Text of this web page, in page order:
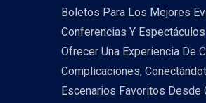
Boletos Para Los Mejores
Conferencias Y
Ofrecer Una Experiencia De
Complicaciones,
Escenarios Favoritos Desde